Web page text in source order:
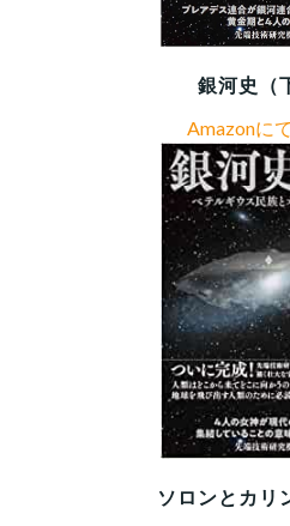
銀河史（
Amazonに
ソロンとカリ